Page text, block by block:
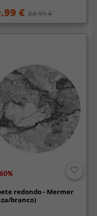
€ 84.99 €
redondo - Mermer
branco)